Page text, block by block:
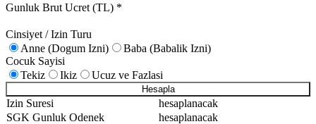
Gunluk Brut Ucret (TL) *
Cinsiyet / Izin Turu
Anne (Dogum Izni)
Baba (Babalik Izni)
Cocuk Sayisi
Tekiz
Ikiz Ucuz ve Fazlasi
Hesapla
Izin Suresi
hesaplanacak
SGK Gunluk Odenek
hesaplanacak